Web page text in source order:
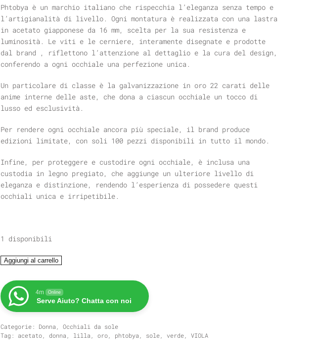
Phtobya è un marchio italiano che rispecchia l’eleganza senza tempo e
l’artigianalità di livello. Ogni montatura è realizzata con una lastra
in acetato giapponese da 16 mm, scelta per la sua resistenza e
luminosità. Le viti e le cerniere, interamente disegnate e prodotte
dal brand , riflettono l’attenzione al dettaglio e la cura del design,
conferendo a ogni occhiale una perfezione unica.
Un particolare di classe è la galvanizzazione in oro 22 carati delle
anime interne delle aste, che dona a ciascun occhiale un tocco di
lusso ed esclusività.
Per rendere ogni occhiale ancora più speciale, il brand produce
edizioni limitate, con soli 100 pezzi disponibili in tutto il mondo.
Infine, per proteggere e custodire ogni occhiale, è inclusa una
custodia in legno pregiato, che aggiunge un ulteriore livello di
eleganza e distinzione, rendendo l’esperienza di possedere questi
occhiali unica e irripetibile.
1 disponibili
PHTOBYA
ONYXOOYESSE
quantità
Aggiungi al carrello
4m Online
Serve Aiuto? Chatta con noi
Categorie: Donna
Occhiali da sole
Tag: acetato donna lilla oro phtobya sole verde VIOLA